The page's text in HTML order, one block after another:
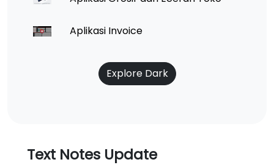
Aplikasi Invoice
Explore Dark
Text Notes Update